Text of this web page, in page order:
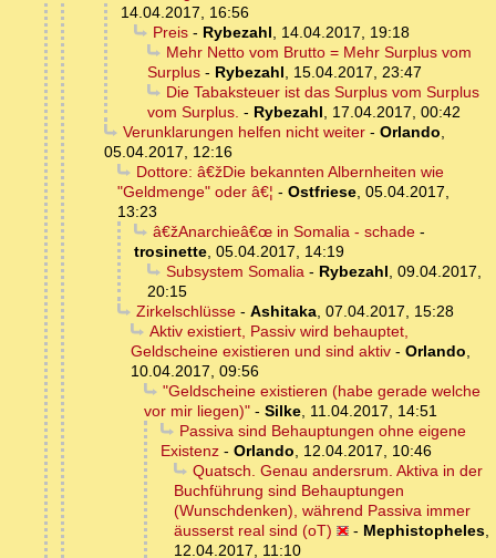
14.04.2017, 16:56
Preis- Rybezahl, 14.04.2017, 19:18
Mehr Netto vom Brutto = Mehr Surplus vom
Surplus - Rybezahl, 15.04.2017, 23:47
Die Tabaksteuer ist das Surplus vom Surplus
vom Surplus. - Rybezahl, 17.04.2017, 00:42
Verunklarungen helfen nicht weiter- Orlando,
05.04.2017, 12:16
Dottore: â€žDie bekannten Albernheiten wie
"Geldmenge" oder â€¦ - Ostfriese, 05.04.2017,
13:23
â€žAnarchieâ€œ in Somalia - schade-
trosinette, 05.04.2017, 14:19
Subsystem Somalia- Rybezahl, 09.04.2017,
20:15
Zirkelschlüsse- Ashitaka, 07.04.2017, 15:28
Aktiv existiert, Passiv wird behauptet,
Geldscheine existieren und sind aktiv - Orlando,
10.04.2017, 09:56
"Geldscheine existieren (habe gerade welche
vor mir liegen)" - Silke, 11.04.2017, 14:51
Passiva sind Behauptungen ohne eigene
Existenz - Orlando, 12.04.2017, 10:46
Quatsch. Genau andersrum. Aktiva in der
Buchführung sind Behauptungen
(Wunschdenken), während Passiva immer
äusserst real sind (oT)
- Mephistopheles,
12.04.2017, 11:10